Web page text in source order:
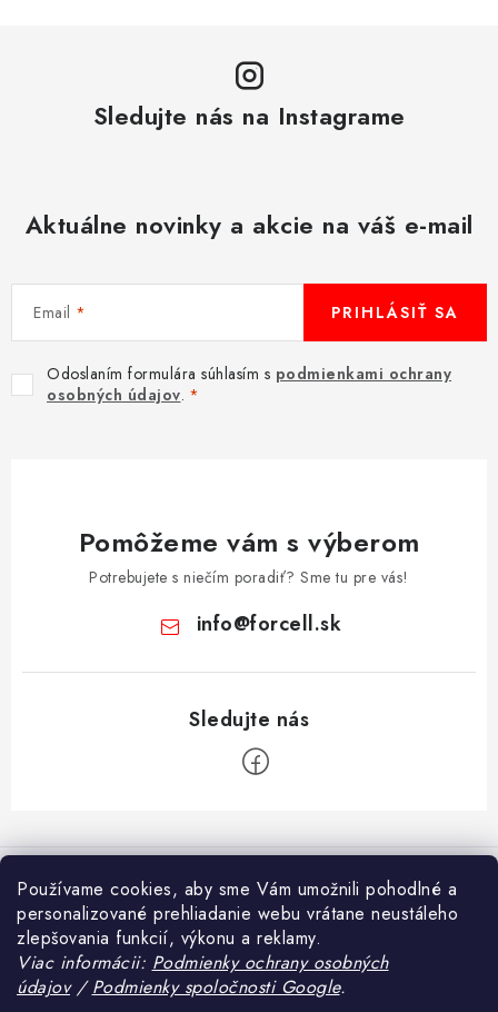
Používame cookies, aby sme Vám umožnili pohodlné a
personalizované prehliadanie webu vrátane neustáleho
zlepšovania funkcií, výkonu a reklamy.
Viac informácii: Podmienky ochrany osobných
údajov/Podmienky spoločnosti Google.
Sledujte nás na Instagrame
Aktuálne novinky a akcie na váš e-mail
Email
Odoslaním formulára súhlasím s podmienkami ochrany
osobných údajov.
PRIHLÁSIŤ SA
Pomôžeme vám s výberom
Potrebujete s niečím poradiť? Sme tu pre vás!
info@forcell.sk
á
Informácie pre vás
Doprava a platba
Ako nakupovať
Obchodné podmienky
Prijímame online platby
Blog